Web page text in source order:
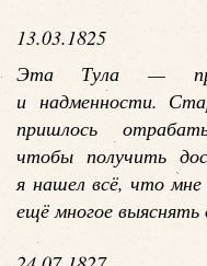
13.03.1825
Эта Тула —
и надменности.
пришлось
чтобы получить
я нашел всё, что
ещё многое